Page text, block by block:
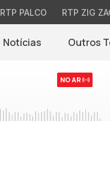
RTP PALCO RTP ZIG
Notícias(abre em nova
Outros
NO AR